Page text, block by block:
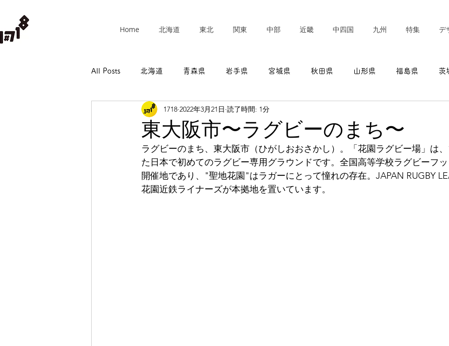
Home 北海道 東北 関東 中部 近畿 中四国 九州 特集 デ
All Posts 北海道 青森県 岩手県 宮城県 秋田県 山形県 福島県 茨
埼玉県 千葉県 東京都
岐阜県 静岡県 愛知県 三重県 滋賀県 京都府 大阪府
東大阪市〜ラグビーのまち〜
1718 2022年3月21日 読了時間: 1分
ラグビーのまち、東大阪市（ひがしおおさかし）。「花園ラグビー場」は、
た日本で初めてのラグビー専用グラウンドです。全国高等学校ラグビーフ
開催地であり、"聖地花園"はラガーにとって憧れの存在。JAPAN RUGBY
花園近鉄ライナーズが本拠地を置いています。